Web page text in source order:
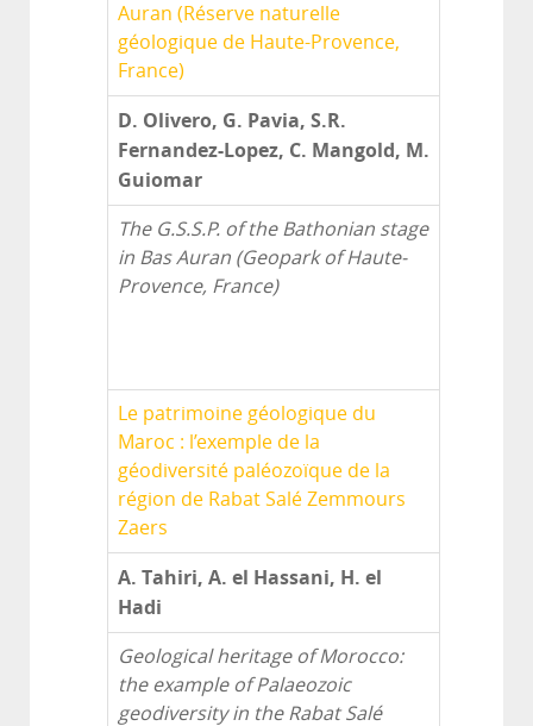
Auran (Réserve naturelle
géologique de Haute-Provence,
France)
D. Olivero, G. Pavia, S.R.
Fernandez-Lopez, C. Mangold, M.
Guiomar
The G.S.S.P. of the Bathonian stage
in Bas Auran (Geopark of Haute-
Provence, France)
Le patrimoine géologique du
Maroc : l’exemple de la
géodiversité paléozoïque de la
région de Rabat Salé Zemmours
Zaers
A. Tahiri, A. el Hassani, H. el
Hadi
Geological heritage of Morocco:
the example of Palaeozoic
geodiversity in the Rabat Salé